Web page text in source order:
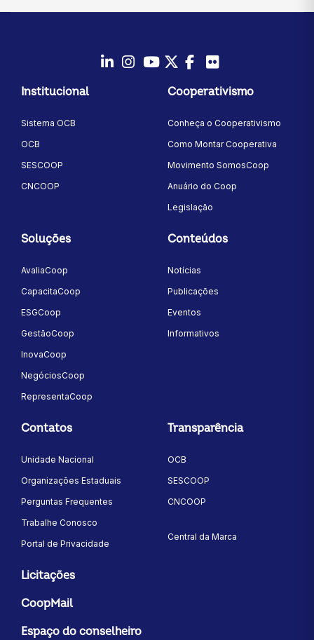
Instagram
YoutubeTwitter/X
Facebook
Institucional
Sistema OCB
OCB
SESCOOP
CNCOOP
Cooperativismo
Conheça o Cooperativismo
Como Montar Cooperativa
Movimento SomosCoop
Anuário do Coop
Legislação
Soluções
AvaliaCoop
CapacitaCoop
ESGCoop
GestãoCoop
InovaCoop
NegóciosCoop
RepresentaCoop
Conteúdos
Notícias
Publicações
Eventos
Informativos
Contatos
Unidade Nacional
Organizações Estaduais
Perguntas Frequentes
Trabalhe Conosco
Portal de Privacidade
Transparência
OCB
SESCOOP
CNCOOP
Central da Marca
Licitações
CoopMail
Espaço do conselheiro